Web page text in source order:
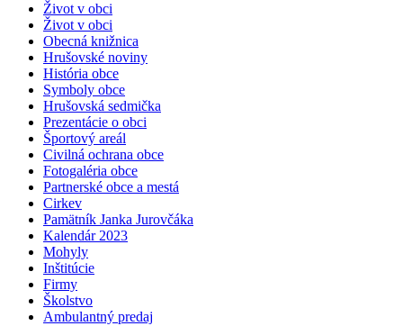
Život v obci
Život v obci
Obecná knižnica
Hrušovské noviny
História obce
Symboly obce
Hrušovská sedmička
Prezentácie o obci
Športový areál
Civilná ochrana obce
Fotogaléria obce
Partnerské obce a mestá
Cirkev
Pamätník Janka Jurovčáka
Kalendár 2023
Mohyly
Inštitúcie
Firmy
Školstvo
Ambulantný predaj